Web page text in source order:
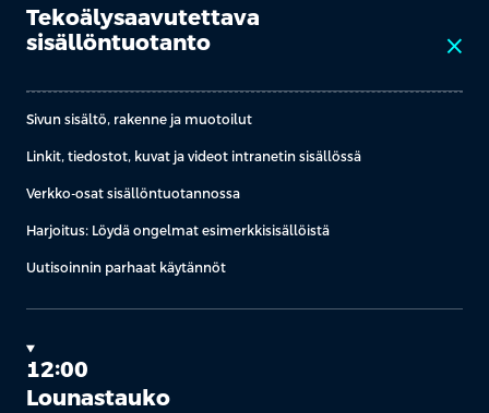
Tekoälysaavutettava
sisällöntuotanto
close
Sivun sisältö, rakenne ja muotoilut
Linkit, tiedostot, kuvat ja videot intranetin sisällössä
Verkko-osat sisällöntuotannossa
Harjoitus: Löydä ongelmat esimerkkisisällöistä
Uutisoinnin parhaat käytännöt
12:00
Lounastauko